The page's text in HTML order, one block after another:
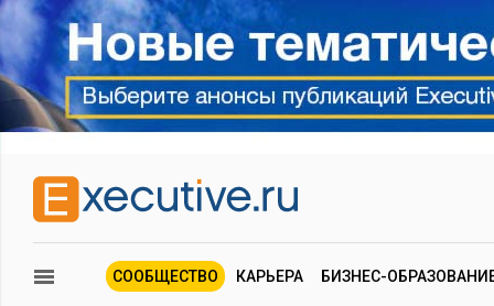
СООБЩЕСТВО КАРЬЕРА БИЗНЕС-